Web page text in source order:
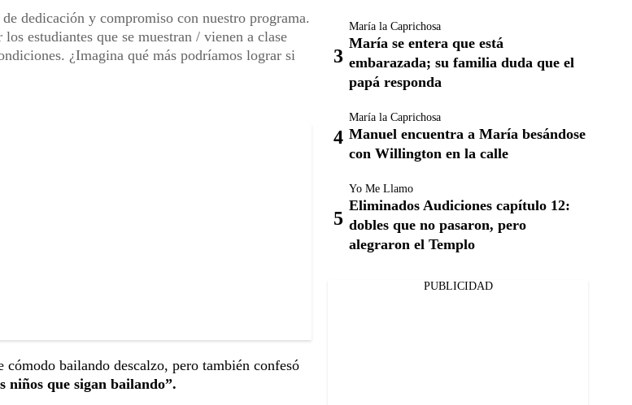
dedicación y compromiso con nuestro programa.
estudiantes que se muestran / vienen a clase
¿Imagina qué más podríamos lograr si
cómodo bailando descalzo, pero también confesó
niños que sigan bailando”.
María la Caprichosa
María se entera que está
embarazada; su familia duda que el
papá responda
María la Caprichosa
Manuel encuentra a María besándose
con Willington en la calle
Yo Me Llamo
Eliminados Audiciones capítulo 12:
dobles que no pasaron, pero
alegraron el Templo
PUBLICIDAD